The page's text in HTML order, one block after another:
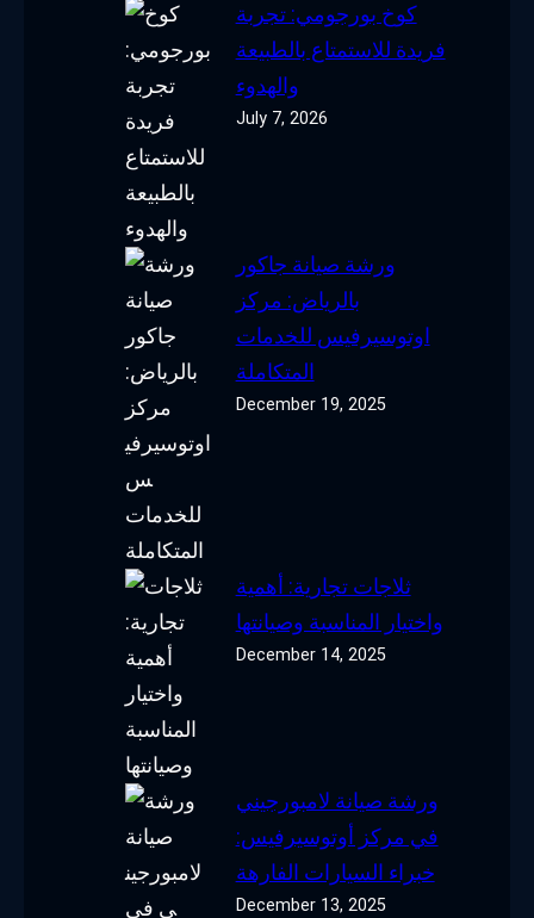
كوخ بورجومي: تجربة
فريدة للاستمتاع بالطبيعة
والهدوء
July 7, 2026
ورشة صيانة جاكور
بالرياض: مركز
اوتوسيرفيس للخدمات
المتكاملة
December 19, 2025
ثلاجات تجارية: أهمية
واختيار المناسبة وصيانتها
December 14, 2025
ورشة صيانة لامبورجيني
في مركز أوتوسيرفيس:
خبراء السيارات الفارهة
December 13, 2025